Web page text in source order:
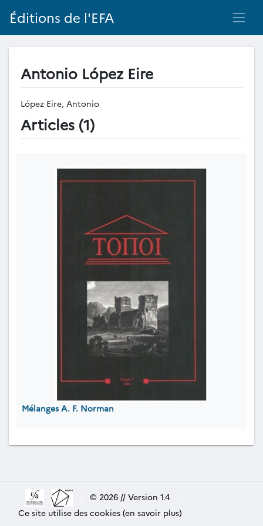
Éditions de l'EFA
Antonio López Eire
López Eire, Antonio
Articles (1)
Mélanges A. F. Norman
© 2026 // Version 1.4
Ce site utilise des cookies (en savoir plus)